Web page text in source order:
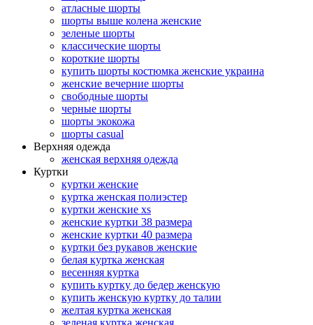
атласные шорты
шорты выше колена женские
зеленые шорты
классические шорты
короткие шорты
купить шорты костюмка женские украина
женские вечерние шорты
свободные шорты
черные шорты
шорты экокожа
шорты casual
Верхняя одежда
женская верхняя одежда
Куртки
куртки женские
куртка женская полиэстер
куртки женские xs
женские куртки 38 размера
женские куртки 40 размера
куртки без рукавов женские
белая куртка женская
весенняя куртка
купить куртку до бедер женскую
купить женскую куртку до талии
желтая куртка женская
зеленая куртка женская